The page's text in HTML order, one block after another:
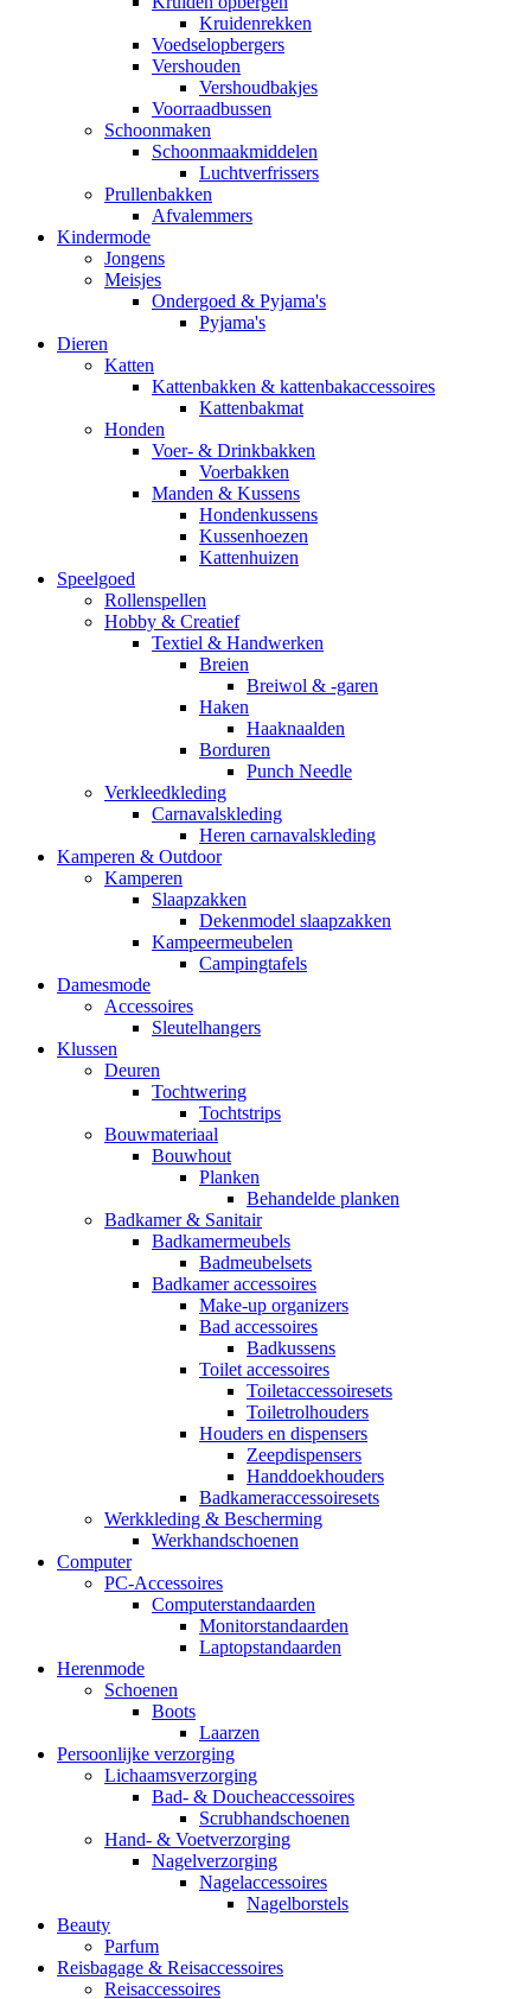
Kruidenrekken
Voedselopbergers
Vershouden
Vershoudbakjes
Voorraadbussen
Schoonmaken
Schoonmaakmiddelen
Luchtverfrissers
Prullenbakken
Afvalemmers
Kindermode
Jongens
Meisjes
Ondergoed & Pyjama's
Pyjama's
Dieren
Katten
Kattenbakken & kattenbakaccessoires
Kattenbakmat
Honden
Voer- & Drinkbakken
Voerbakken
Manden & Kussens
Hondenkussens
Kussenhoezen
Kattenhuizen
Speelgoed
Rollenspellen
Hobby & Creatief
Textiel & Handwerken
Breien
Breiwol & -garen
Haken
Haaknaalden
Borduren
Punch Needle
Verkleedkleding
Carnavalskleding
Heren carnavalskleding
Kamperen & Outdoor
Kamperen
Slaapzakken
Dekenmodel slaapzakken
Kampeermeubelen
Campingtafels
Damesmode
Accessoires
Sleutelhangers
Klussen
Deuren
Tochtwering
Tochtstrips
Bouwmateriaal
Bouwhout
Planken
Behandelde planken
Badkamer & Sanitair
Badkamermeubels
Badmeubelsets
Badkamer accessoires
Make-up organizers
Bad accessoires
Badkussens
Toilet accessoires
Toiletaccessoiresets
Toiletrolhouders
Houders en dispensers
Zeepdispensers
Handdoekhouders
Badkameraccessoiresets
Werkkleding & Bescherming
Werkhandschoenen
Computer
PC-Accessoires
Computerstandaarden
Monitorstandaarden
Laptopstandaarden
Herenmode
Schoenen
Boots
Laarzen
Persoonlijke verzorging
Lichaamsverzorging
Bad- & Doucheaccessoires
Scrubhandschoenen
Hand- & Voetverzorging
Nagelverzorging
Nagelaccessoires
Nagelborstels
Beauty
Parfum
Reisbagage & Reisaccessoires
Reisaccessoires